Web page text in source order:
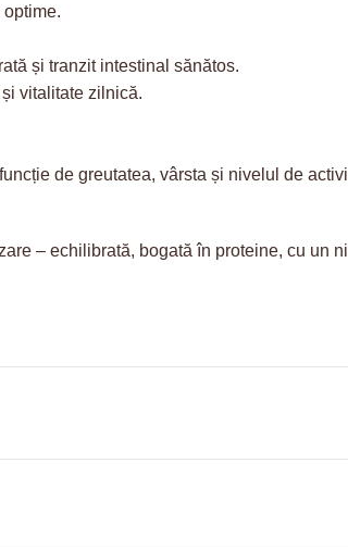
și tranzit intestinal sănătos.
vitalitate zilnică.
de greutatea, vârsta și nivelul de
– echilibrată, bogată în proteine, cu un